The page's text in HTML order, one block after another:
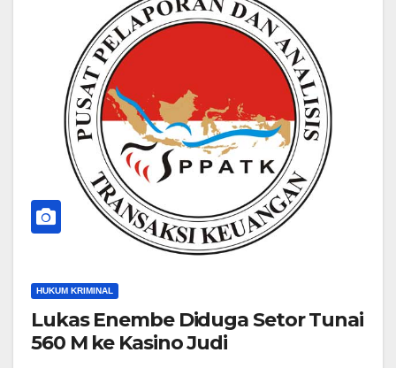
HUKUM KRIMINAL
Lukas Enembe Diduga Setor Tunai
560 M ke Kasino Judi